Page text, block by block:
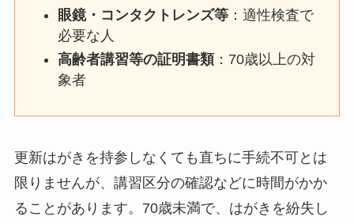
眼鏡・コンタクトレンズ等：適性検査で
必要な人
高齢者講習等の証明書類：70歳以上の対
象者
更新はがきを持参しなくても直ちに手続不可とは
限りませんが、講習区分の確認などに時間がかか
ることがあります。70歳未満で、はがきを紛失し